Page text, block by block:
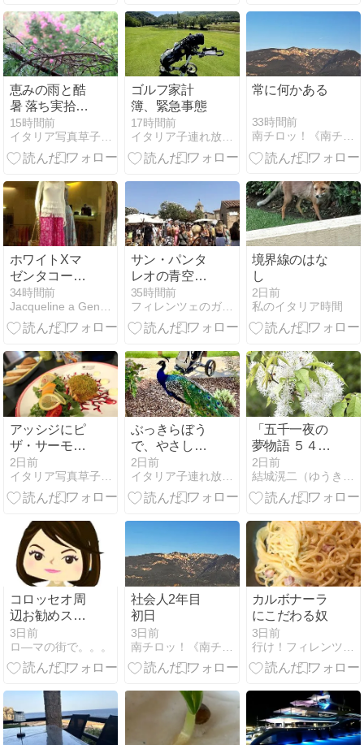
恵みの雨と酷
暑 落ち実拾い
と初トマト
15時間前
イタリア写真草子 Fotoblog da Perugia
ゴルフ家計
簿、緊急事態
17時間前
イタリア子連れ放浪記
常に何かある
33時間前
南チロッ！《南チロル地方なのにイタリアという…》
ホワイトXマ
ゼンタコーデ
ィネート１点
Xワンピース
２点のショー
34時間前
Jacqueline a Genova(ジェノヴァ)
サン・パンタ
レオの青空市
（後編）
35時間前
フィレンツェのガイド なぎさの便り
境界線のはな
し
2日前
私のイタリア時間
アッシジにピ
ザ・サーモン
おいしい新し
い店 La Bella
Assisi
2日前
イタリア写真草子 Fotoblog da Perugia
ぶっきらぼう
で、やさし
い。ナポリの
ピザ職人。
2日前
イタリア子連れ放浪記
「五千一夜の
夢物語 ５４５
０話」
2日前
結城滉二（ゆうきこうじ）の千夜一夜〜徒然なるままに〜
コロッセオ周
辺お勧めスポ
ット
3日前
ロ―マの街で。。。
社会人2年目
初日
3日前
カルボナーラ
にこだわる奴
3日前